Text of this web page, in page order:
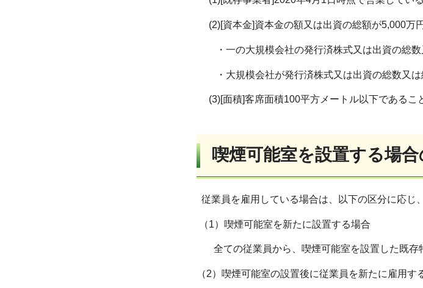
(2)[資本金]資本金の額又は出資の総額が5,000万
・一の大規模会社の発行済株式又は出資の総数
・大規模会社が発行済株式又は出資の総数又は
(3)[面積]客席面積100平方メートル以下であるこ
喫煙可能室を設置する場
従業員を雇用している場合は、以下の区分に応じ
（1）喫煙可能室を新たに設置する場合
全ての従業員から、喫煙可能室を設置した既存
（2）喫煙可能室の設置後に従業員を新たに雇用す